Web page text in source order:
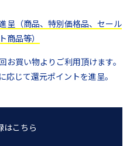
呈（商品、特別価格品、セール
商品等）
お買い物よりご利用頂けます。
じて還元ポイントを進呈。
はこちら